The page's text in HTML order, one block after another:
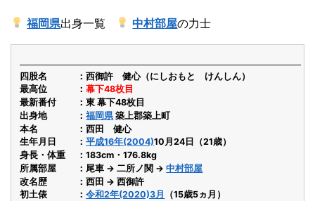
福岡県出身一覧 中村部屋の力士
四股名
西御許 健心（にしおもと けんしん）
最高位
幕下48枚目
最新番付
東 幕下48枚目
出身地
福岡県 築上郡築上町
本名
西田 健心
生年月日
平成16年(2004)10月24日（21歳）
身長・体重
183cm・176.8kg
所属部屋
尾車 → 二所ノ関 →中村部屋
改名歴
西田 → 西御許
初土俵
令和2年(2020)3月
（15歳5ヵ月）